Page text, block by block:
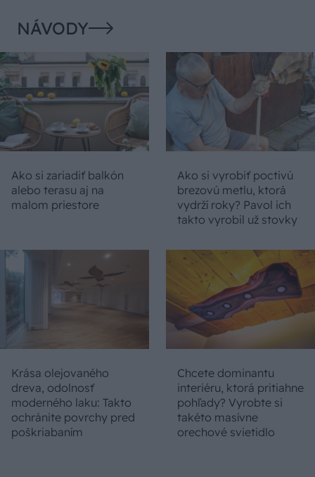
NÁVODY
Ako si zariadiť balkón
alebo terasu aj na
malom priestore
Ako si vyrobiť poctivú
brezovú metlu, ktorá
vydrží roky? Pavol ich
takto vyrobil už stovky
Krása olejovaného
dreva, odolnosť
moderného laku: Takto
ochránite povrchy pred
poškriabaním
Chcete dominantu
interiéru, ktorá pritiahne
pohľady? Vyrobte si
takéto masívne
orechové svietidlo